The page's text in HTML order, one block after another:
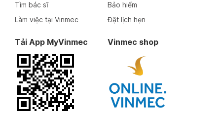
Tìm bác sĩ
Làm việc tại Vinmec
Bảo hiểm
Đặt lịch hẹn
Tải App MyVinmec Vinmec shop